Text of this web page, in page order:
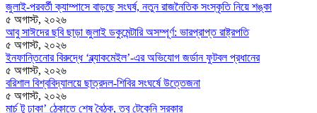
জুলাই-পরবর্তী ক্যাম্পাসে বাড়ছে সংঘর্ষ, নতুন রাজনৈতিক সংস্কৃতি নিয়ে শঙ্কা
৫ অগাস্ট, ২০২৬
আবু সাঈদের ছবি ছাড়া জুলাই ডকুমেন্টারি অসম্পূর্ণ: ভারপ্রাপ্ত রাষ্ট্রপতি
৫ অগাস্ট, ২০২৬
ইনফান্তিনোর বিরুদ্ধে ‘ব্ল্যাকমেইল’-এর অভিযোগ জর্ডান ফুটবল প্রধানের
৫ অগাস্ট, ২০২৬
বরিশাল বিশ্ববিদ্যালয়ে ছাত্রদল-শিবির সংঘর্ষে উত্তেজনা
৫ অগাস্ট, ২০২৬
মার্চ টু ঢাকা’ ঠেকাতে শেষ বৈঠক, তবু টেকেনি সরকার